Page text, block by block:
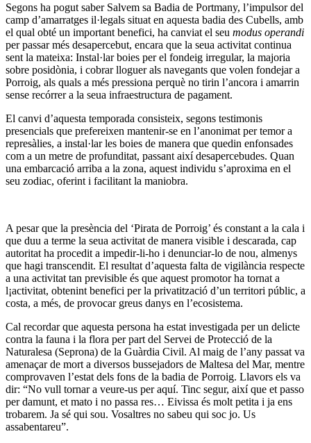
Segons ha pogut saber Salvem sa Badia de Portmany, l’impulsor del
camp d’amarratges il·legals situat en aquesta badia des Cubells, amb
el qual obté un important benefici, ha canviat el seu modus operandi
per passar més desapercebut, encara que la seua activitat continua
sent la mateixa: Instal·lar boies per el fondeig irregular, la majoria
sobre posidònia, i cobrar lloguer als navegants que volen fondejar a
Porroig, als quals a més pressiona perquè no tirin l’ancora i amarrin
sense recórrer a la seua infraestructura de pagament.
El canvi d’aquesta temporada consisteix, segons testimonis
presencials que prefereixen mantenir-se en l’anonimat per temor a
represàlies, a instal·lar les boies de manera que quedin enfonsades
com a un metre de profunditat, passant així desapercebudes. Quan
una embarcació arriba a la zona, aquest individu s’aproxima en el
seu zodiac, oferint i facilitant la maniobra.
A pesar que la presència del ‘Pirata de Porroig’ és constant a la cala i
que duu a terme la seua activitat de manera visible i descarada, cap
autoritat ha procedit a impedir-li-ho i denunciar-lo de nou, almenys
que hagi transcendit. El resultat d’aquesta falta de vigilància respecte
a una activitat tan previsible és que aquest promotor ha tornat a
l¡activitat, obtenint benefici per la privatització d’un territori públic, a
costa, a més, de provocar greus danys en l’ecosistema.
Cal recordar que aquesta persona ha estat investigada per un delicte
contra la fauna i la flora per part del Servei de Protecció de la
Naturalesa (Seprona) de la Guàrdia Civil. Al maig de l’any passat va
amenaçar de mort a diversos bussejadors de Maltesa del Mar, mentre
comprovaven l’estat dels fons de la badia de Porroig. Llavors els va
dir: “No vull tornar a veure-us per aquí. Tinc segur, així que et passo
per damunt, et mato i no passa res… Eivissa és molt petita i ja ens
trobarem. Ja sé qui sou. Vosaltres no sabeu qui soc jo. Us
assabentareu”.